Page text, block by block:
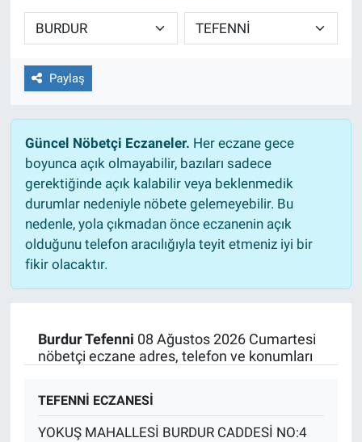
Paylaş
Güncel Nöbetçi Eczaneler. Her eczane gece
boyunca açık olmayabilir, bazıları sadece
gerektiğinde açık kalabilir veya beklenmedik
durumlar nedeniyle nöbete gelemeyebilir. Bu
nedenle, yola çıkmadan önce eczanenin açık
olduğunu telefon aracılığıyla teyit etmeniz iyi bir
fikir olacaktır.
Burdur Tefenni 08 Ağustos 2026 Cumartesi
nöbetçi eczane adres, telefon ve konumları
TEFENNİ ECZANESİ
YOKUŞ MAHALLESİ BURDUR CADDESİ NO:4
Sağlıklı Yaşam
Siyaset
Yaşam